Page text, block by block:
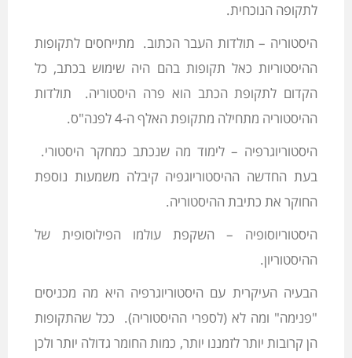
לתקופה הנוכחית.
היסטוריה – תולדות העבר הכתוב. מתייחסים לתקופות
ההיסטוריות כאל תקופות בהם היה שימוש בכתב, כל
הקדום לתקופת הכתב הוא פרה היסטוריה. תולדות
ההיסטוריה מתחילה מתקופת האלף ה-4 לפנה"ס.
היסטוריוגרפיה – לימוד מה שנכתב כמחקר היסטורי.
בעת החדשה ההיסטוריוגפיה קיבלה משמעות נוספת
החוקר את כתיבת ההיסטוריה.
היסטוריוסופיה – השקפת עולמו הפילוסופית של
ההיסטוריון.
הבעיה העיקרית עם היסטוריוגרפיה היא מה מכניסים
"פנימה" ומה לא (לספרי ההיסטוריה). ככל שהתקופות
הן קרובות יותר לזמננו יותר, כמות החומר גדולה יותר ולכן